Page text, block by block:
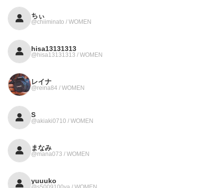
ちぃ
@chiiminato / WOMEN
hisa13131313
@hisa13131313 / WOMEN
レイナ
@reina84 / WOMEN
S
@akiaki0710 / WOMEN
まなみ
@mana073 / WOMEN
yuuuko